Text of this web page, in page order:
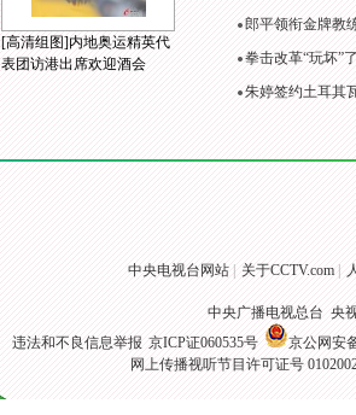
[高清组图]内地奥运精英代
表团访港出席欢迎酒会
郎平领衔金牌教
拳击改革“玩坏”
朱婷签约土耳其
中央电视台网站 关于CCTV.com
中央广播电视总台 央
违法和不良信息举报 京ICP证060535号
京公网安
网上传播视听节目许可证号